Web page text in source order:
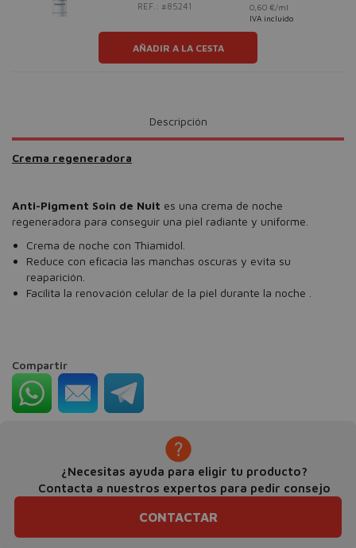
REF.: #85241
0,60 €/ml
IVA incluido
AÑADIR A LA CESTA
Descripción
Crema regeneradora
Anti-Pigment Soin de Nuit es una crema de noche
regeneradora para conseguir una piel radiante y uniforme.
Crema de noche con Thiamidol.
Reduce con eficacia las manchas oscuras y evita su
reaparición.
Facilita la renovación celular de la piel durante la noche .
Compartir
¿Necesitas ayuda para eligir tu producto?
Contacta a nuestros expertos para pedir consejo
CONTACTAR